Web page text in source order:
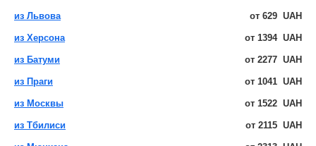
из Львова от 629 UAH
из Херсона от 1394 UAH
из Батуми от 2277 UAH
из Праги от 1041 UAH
из Москвы от 1522 UAH
из Тбилиси от 2115 UAH